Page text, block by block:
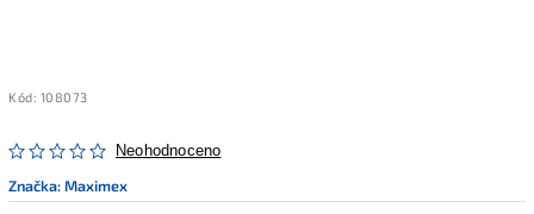
Kód: 108073
Neohodnoceno
Značka:Maximex